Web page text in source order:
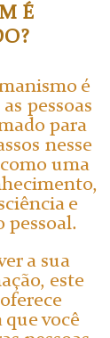
É
é
pessoas
para
nesse
uma
e
pessoal.
a sua
este
você